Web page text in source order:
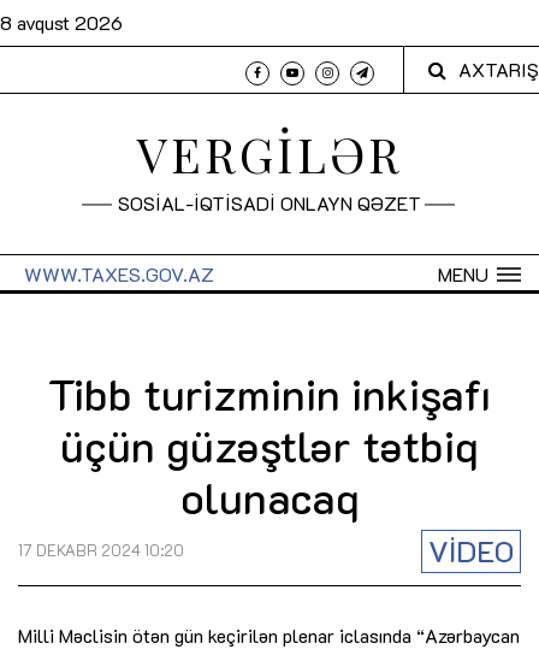
8 avqust 2026
AXTARIŞ
VERGİLƏR
SOSİAL-İQTİSADİ ONLAYN QƏZET
MENU
WWW.TAXES.GOV.AZ
Tibb turizminin inkişafı
üçün güzəştlər tətbiq
olunacaq
VİDEO
17 DEKABR 2024 10:20
Milli Məclisin ötən gün keçirilən plenar iclasında “Azərbaycan